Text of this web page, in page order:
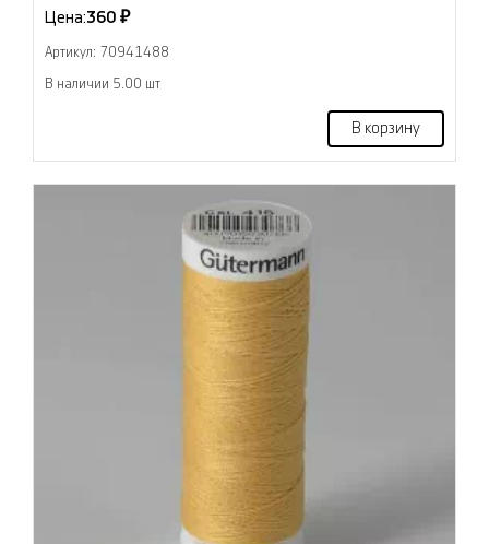
Цена:360 ₽
Артикул: 70941488
В наличии 5.00 шт
В корзину